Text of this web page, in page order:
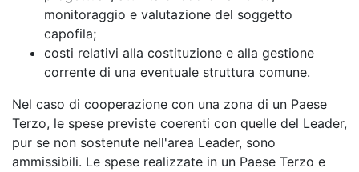
monitoraggio e valutazione del soggetto
capofila;
costi relativi alla costituzione e alla gestione
corrente di una eventuale struttura comune.
Nel caso di cooperazione con una zona di un Paese
Terzo, le spese previste coerenti con quelle del Leader,
pur se non sostenute nell'area Leader, sono
ammissibili. Le spese realizzate in un Paese Terzo e